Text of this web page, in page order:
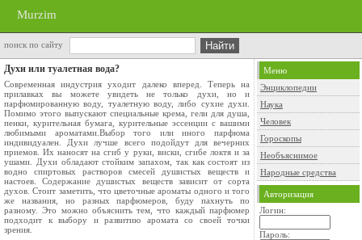
Murzim
поиск по сайту
Духи или туалетная вода?
Современная индустрия уходит далеко вперед. Теперь на
прилавках вы можете увидеть не только духи, но и
парфюмированную воду, туалетную воду, либо сухие духи.
Помимо этого выпускают специальные крема, гели для душа,
пенки, курительная бумага, курительные эссенции с вашими
любимыми ароматами.Выбор того или иного парфюма
индивидуален. Духи лучше всего подойдут для вечерних
приемов. Их наносят на сгиб у руки, виски, сгибе локтя и за
ушами. Духи обладают стойким запахом, так как состоят из
водно спиртовых растворов смесей душистых веществ и
настоев. Содержание душистых веществ зависит от сорта
духов. Стоит заметить, что цветочные ароматы одного и того
же названия, но разных парфюмеров, буду пахнуть по
разному. Это можно объяснить тем, что каждый парфюмер
подходит к выбору и развитию аромата со своей точки
зрения.
Меню
Энциклопедии
Наука
Человек
Гороскопы
Необъяснимое
Народные средства
Авторизация
Логин:
Пароль: